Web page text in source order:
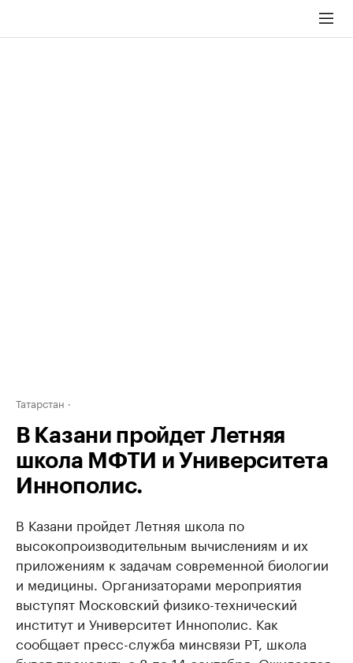
Татарстан
В Казани пройдет Летняя
школа МФТИ и Университета
Иннополис.
В Казани пройдет Летняя школа по
высокопроизводительным вычислениям и их
приложениям к задачам современной биологии
и медицины. Организаторами мероприятия
выступят Московский физико-технический
институт и Университет Иннополис. Как
сообщает пресс-служба минсвязи РТ, школа